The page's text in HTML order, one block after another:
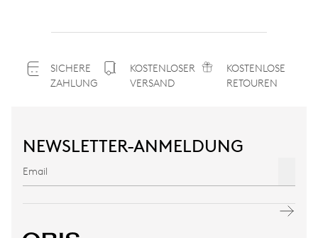
SICHERE
ZAHLUNG
KOSTENLOSER
VERSAND
KOSTENLOSE
RETOUREN
NEWSLETTER-ANMELDUNG